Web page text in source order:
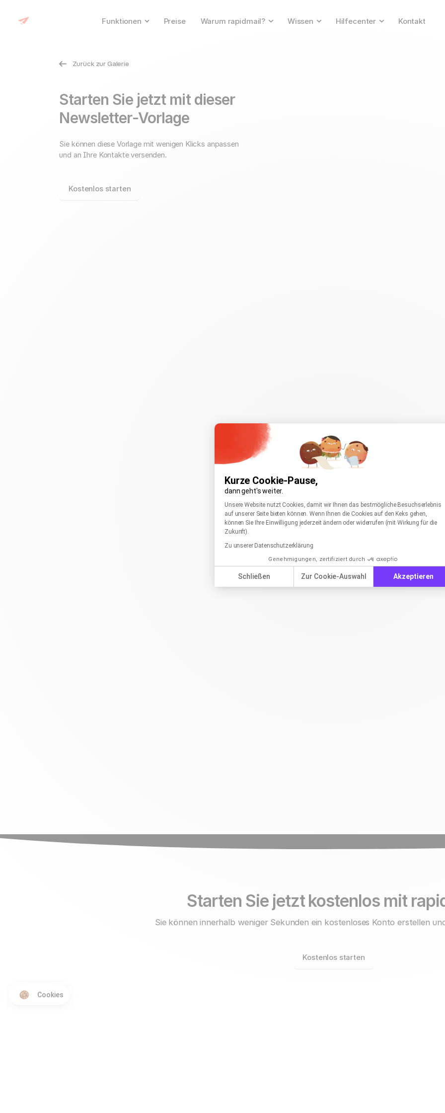
Kurze Cookie-Pause,
dann geht's weiter.
Einwilligungsmanagementplattform: Passen Sie
Unsere Website nutzt Cookies, damit wir Ihnen das bestmögliche Besuchserlebnis
auf unserer Seite bieten können. Wenn Ihnen die Cookies auf den Keks gehen,
können Sie Ihre Einwilligung jederzeit ändern oder widerrufen (mit Wirkung für die
Zukunft).
Zu unserer Datenschutzerklärung
Genehmigungen, zertifiziert durch
Schließen Zur Cookie-Auswahl Akzeptieren
Axeptio consent
Cookies
Funktionen Preise Warum rapidmail? Wissen Hilfecenter Kontakt
Zurück zur Galerie
Starten Sie jetzt mit dieser
Newsletter-Vorlage
Sie können diese Vorlage mit wenigen Klicks anpassen
und an Ihre Kontakte versenden.
Kostenlos starten
Starten Sie jetzt kostenlos mit
Sie können innerhalb weniger Sekunden ein kostenloses Konto erstellen
Kostenlos starten